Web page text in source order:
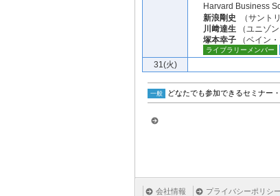
Harvard Business
新浪剛史 （サント
川﨑達生 （ユニゾ
塚本幸子 （ベイン
ライブラリーメンバー
31(火)
一般 どなたでも参加できるセミナー
会社情報 プライバシーポリシー